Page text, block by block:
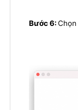
Bước 6: Chọn